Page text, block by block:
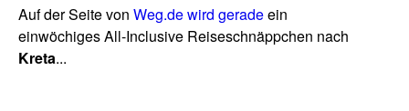
Auf der Seite von Weg.de wird geradeein
einwöchiges All-Inclusive Reiseschnäppchen nach
Kreta...